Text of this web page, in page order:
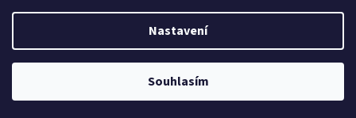
Nastavení
Souhlasím
Vytvořil Shoptet
Automodels.cz. Všechna práva vyhrazena.